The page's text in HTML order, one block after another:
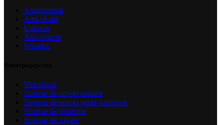
Antigrindină
Anti-ploaie
Umbrire
Anti-insecte
Whailex
Viticultură
Sisteme de suport tehnice
Sisteme de suport super-intensive
Sisteme de protecție
Sisteme de irigare